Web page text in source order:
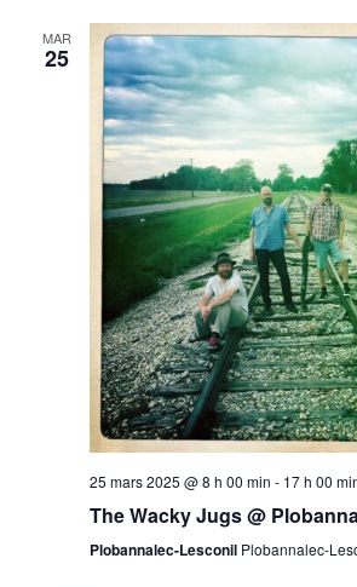
MAR
25
25 mars 2025 @ 8 h 00 min - 17 h 00
The Wacky Jugs @
Plobannalec-Lesconil Plobannalec-